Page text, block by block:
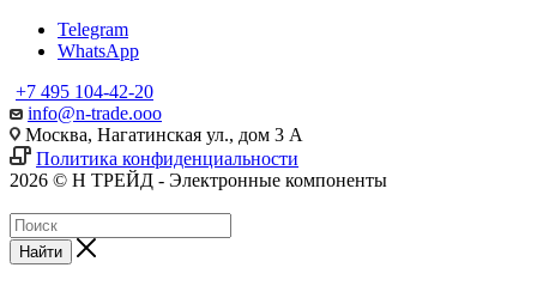
Telegram
WhatsApp
+7 495 104-42-20
info@n-trade.ooo
Москва, Нагатинская ул., дом 3 А
Политика конфиденциальности
2026 © Н ТРЕЙД - Электронные компоненты
Найти